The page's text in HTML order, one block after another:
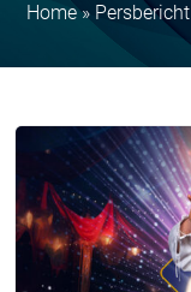
Home» Persbericht